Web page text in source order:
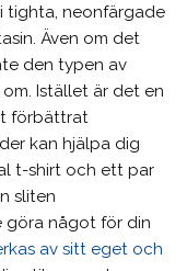
tighta, neonfärgade
Även om det
den typen av
Istället är det en
förbättrat
kan hjälpa dig
t-shirt och ett par
sliten
göra något för din
av sitt eget och